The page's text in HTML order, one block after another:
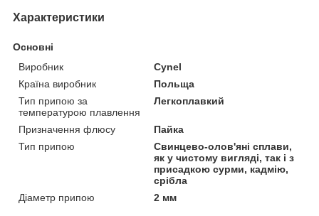
Характеристики
Основні
Виробник
Cynel
Країна виробник
Польща
Тип припою за
температурою плавлення
Легкоплавкий
Призначення флюсу
Пайка
Тип припою
Свинцево-олов'яні сплави,
як у чистому вигляді, так і з
присадкою сурми, кадмію,
срібла
Діаметр припою
2 мм